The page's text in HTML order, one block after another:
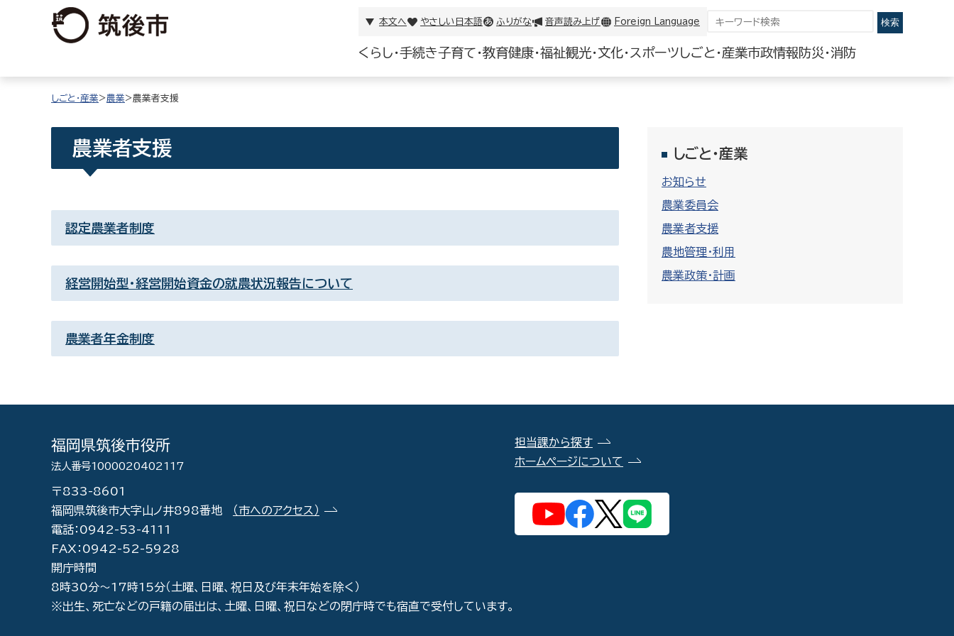
本文へ やさしい日本語 ふりがな 音声読み上げ Foreign Language
くらし・手続き子育て・教育健康・福祉観光・文化・スポーツしごと・産業市政情報 防災・消防
しごと・産業>農業>農業者支援
しごと・産業
お知らせ
農業委員会
農業者支援
農地管理・利用
農業政策・計画
農業者支援
認定農業者制度
経営開始型・経営開始資金の就農状況報告について
農業者年金制度
福岡県筑後市役所
法人番号1000020402117
〒833-8601
福岡県筑後市大字山ノ井898番地
（市へのアクセス）
電話：0942-53-4111
FAX：0942-52-5928
開庁時間
8時30分～17時15分（土曜、日曜、祝日及び年末年始を除く）
※出生、死亡などの戸籍の届出は、土曜、日曜、祝日などの閉庁時でも宿直で受付しています。
担当課から探す
ホームページについて